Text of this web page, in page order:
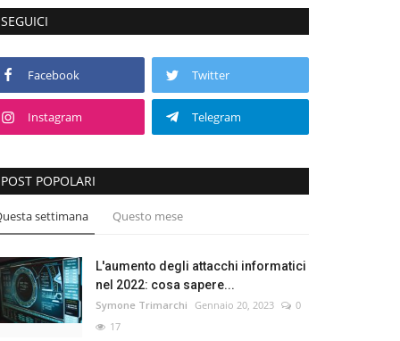
SEGUICI
Facebook Twitter
Instagram Telegram
POST POPOLARI
settimana Questo mese
L'aumento degli attacchi informatici
nel 2022: cosa sapere...
Symone Trimarchi Gennaio 20, 2023
0
17